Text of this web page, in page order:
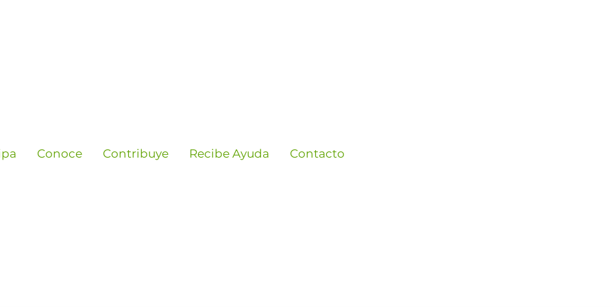
Conoce Contribuye Recibe Ayuda Contacto